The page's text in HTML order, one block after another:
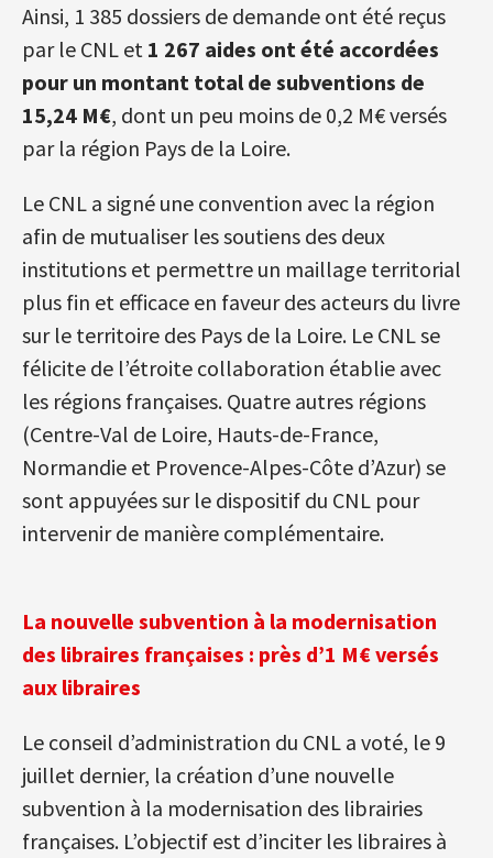
Ainsi, 1 385 dossiers de demande ont été reçus
par le CNL et 1 267 aides ont été accordées
pour un montant total de subventions de
15,24 M€, dont un peu moins de 0,2 M€ versés
par la région Pays de la Loire.
Le CNL a signé une convention avec la région
afin de mutualiser les soutiens des deux
institutions et permettre un maillage territorial
plus fin et efficace en faveur des acteurs du livre
sur le territoire des Pays de la Loire. Le CNL se
félicite de l’étroite collaboration établie avec
les régions françaises. Quatre autres régions
(Centre-Val de Loire, Hauts-de-France,
Normandie et Provence-Alpes-Côte d’Azur) se
sont appuyées sur le dispositif du CNL pour
intervenir de manière complémentaire.
La nouvelle subvention à la modernisation
des libraires françaises : près d’1 M€ versés
aux libraires
Le conseil d’administration du CNL a voté, le 9
juillet dernier, la création d’une nouvelle
subvention à la modernisation des librairies
françaises. L’objectif est d’inciter les libraires à